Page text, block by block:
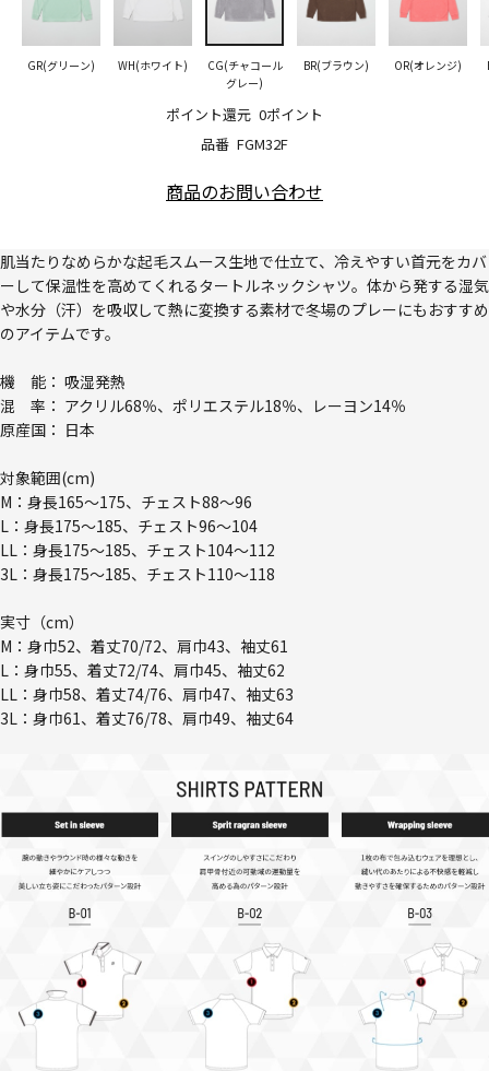
品番 FGM32F
ポイント還元 0ポイント
GR(グリーン) WH(ホワイト)
CG(チャコール
グレー)
BR(ブラウン) OR(オレンジ)
商品のお問い合わせ
肌当たりなめらかな起毛スムース生地で仕立て、冷えやすい首元をカバ
ーして保温性を高めてくれるタートルネックシャツ。体から発する湿気
や水分（汗）を吸収して熱に変換する素材で冬場のプレーにもおすすめ
のアイテムです。
機 能： 吸湿発熱
混 率： アクリル68％、ポリエステル18％、レーヨン14％
原産国： 日本
対象範囲(cm)
M：身長165～175、チェスト88～96
L：身長175～185、チェスト96～104
LL：身長175～185、チェスト104～112
3L：身長175～185、チェスト110～118
実寸（cm）
M：身巾52、着丈70/72、肩巾43、袖丈61
L：身巾55、着丈72/74、肩巾45、袖丈62
LL：身巾58、着丈74/76、肩巾47、袖丈63
3L：身巾61、着丈76/78、肩巾49、袖丈64